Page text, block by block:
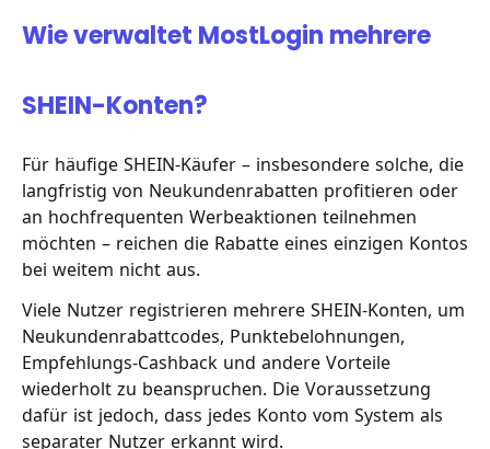
Wie verwaltet MostLogin mehrere
SHEIN-Konten?
Für häufige SHEIN-Käufer – insbesondere solche, die
langfristig von Neukundenrabatten profitieren oder
an hochfrequenten Werbeaktionen teilnehmen
möchten – reichen die Rabatte eines einzigen Kontos
bei weitem nicht aus.
Viele Nutzer registrieren mehrere SHEIN-Konten, um
Neukundenrabattcodes, Punktebelohnungen,
Empfehlungs-Cashback und andere Vorteile
wiederholt zu beanspruchen. Die Voraussetzung
dafür ist jedoch, dass jedes Konto vom System als
separater Nutzer erkannt wird.